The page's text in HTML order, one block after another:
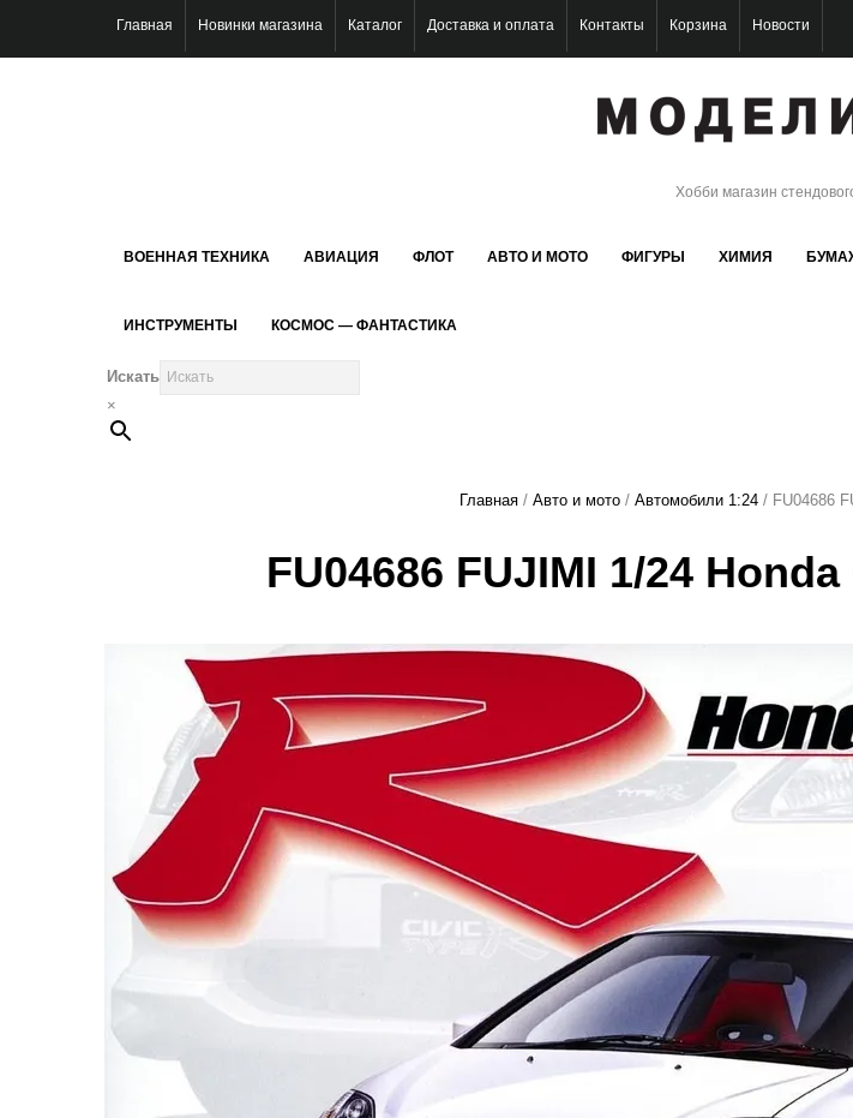
Главная Новинки магазина Каталог Доставка и оплата Контакты Корзина Новости
Хобби магазин
ВОЕННАЯ ТЕХНИКА АВИАЦИЯ ФЛОТ АВТО И МОТО ФИГУРЫ ХИМИЯ
ИНСТРУМЕНТЫ КОСМОС — ФАНТАСТИКА
Искать
×
Главная / Авто и мото / Автомобили 1:24 / FU04686
FU04686 FUJIMI 1/24